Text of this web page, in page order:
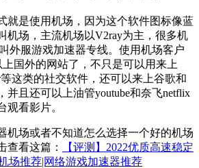
就是使用机场，因为这个软件图标像蓝
机场，主流机场以V2ray为主，很多机
外服游戏加速器专线。使用机场客户
国外的网站了，不只是可以用来上
等这类的社交软件，还可以来上谷歌和
并且还可以上油管youtube和奈飞netflix
观看影片。
机场或者不知道怎么选择一个好的机场
查看这篇：
【评测】2022优质高速稳定
场推荐|网络游戏加速器推荐